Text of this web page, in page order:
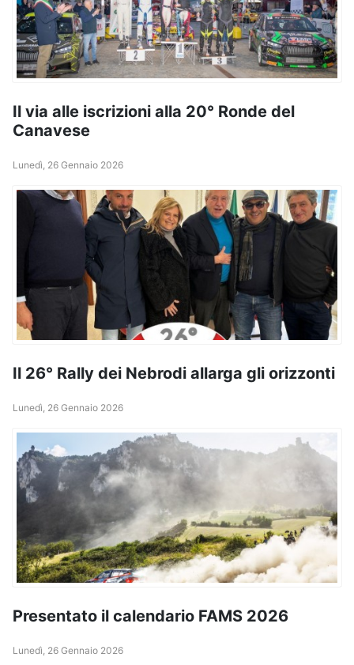
Il via alle iscrizioni alla 20° Ronde del
Canavese
Lunedì, 26 Gennaio 2026
Il 26° Rally dei Nebrodi allarga gli orizzonti
Lunedì, 26 Gennaio 2026
Presentato il calendario FAMS 2026
Lunedì, 26 Gennaio 2026